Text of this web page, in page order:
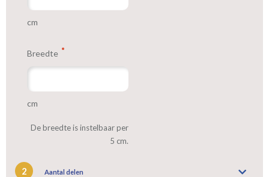
cm
Breedte
cm
De breedte is instelbaar per
5 cm.
2 Aantal delen